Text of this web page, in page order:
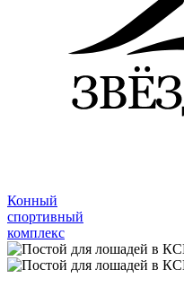
Конный
спортивный
комплекс